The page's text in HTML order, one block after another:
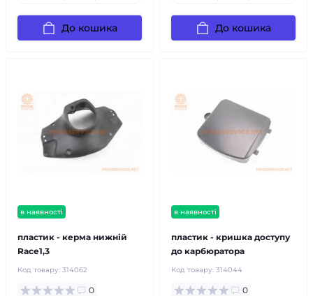
До кошика До кошика
в наявності
пластик - керма нижній
Race1,3
Код товару: 314062
0
в наявності
пластик - кришка доступу
до карбюратора
Код товару: 314044
0